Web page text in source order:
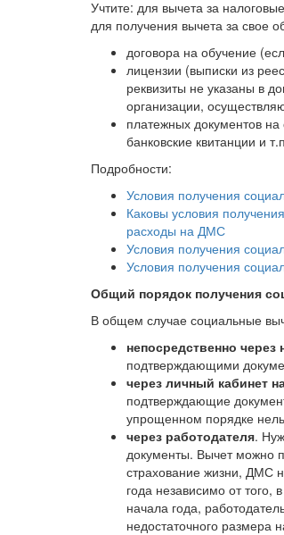
Учтите: для вычета за
для получения вычета за свое
договора на обучение
лицензии (выписки из
реквизиты не указаны в
организации,
платежных документов
банковские квитанции и
Подробности:
Условия получения
Каковы условия
расходы на ДМС
Условия получения
Условия получения
Общий порядок получения
В общем случае социальные
непосредственно через
подтверждающими
через личный кабинет
подтверждающие
упрощенном порядке
через работодателя.
документы. Вычет можно
страхование жизни, ДМС
года независимо от
начала года,
недостаточного размера